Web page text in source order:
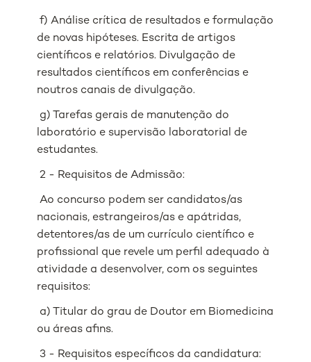
f) Análise crítica de resultados e formulação
de novas hipóteses. Escrita de artigos
científicos e relatórios. Divulgação de
resultados científicos em conferências e
noutros canais de divulgação.
g) Tarefas gerais de manutenção do
laboratório e supervisão laboratorial de
estudantes.
2 - Requisitos de Admissão:
Ao concurso podem ser candidatos/as
nacionais, estrangeiros/as e apátridas,
detentores/as de um currículo científico e
profissional que revele um perfil adequado à
atividade a desenvolver, com os seguintes
requisitos:
a) Titular do grau de Doutor em Biomedicina
ou áreas afins.
3 - Requisitos específicos da candidatura: